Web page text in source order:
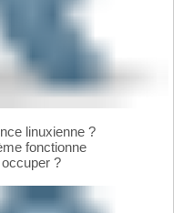
linuxienne ?
fonctionne
?